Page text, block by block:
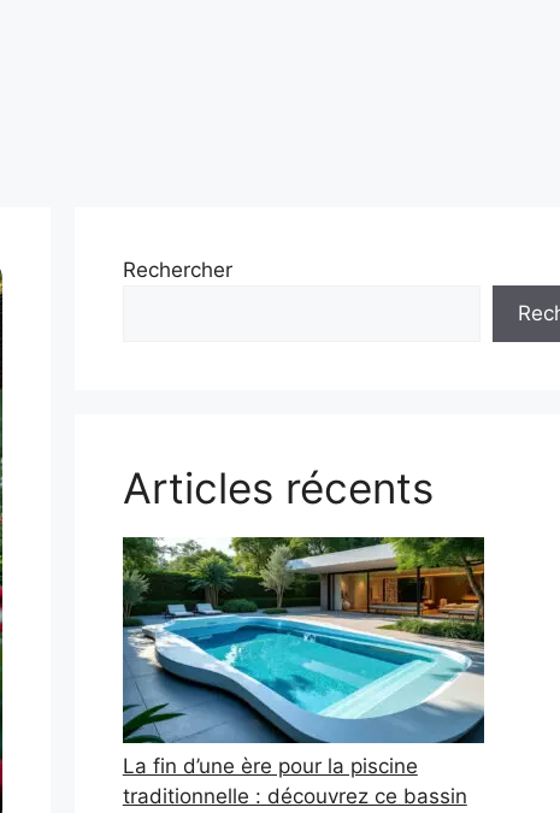
Rechercher
Articles récents
La fin d’une ère pour la piscine
traditionnelle : découvrez ce bassin